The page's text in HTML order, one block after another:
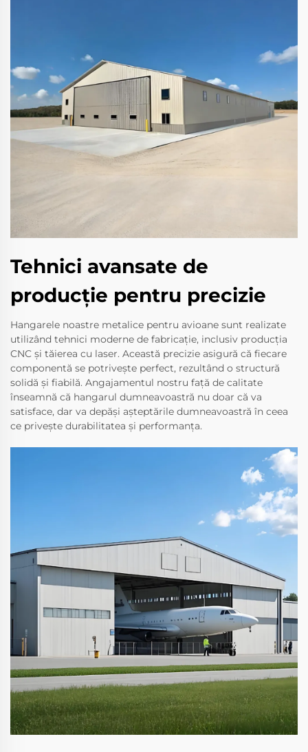
Tehnici avansate de
producție pentru precizie
Hangarele noastre metalice pentru avioane sunt realizate
utilizând tehnici moderne de fabricație, inclusiv producția
CNC și tăierea cu laser. Această precizie asigură că fiecare
componentă se potrivește perfect, rezultând o structură
solidă și fiabilă. Angajamentul nostru față de calitate
înseamnă că hangarul dumneavoastră nu doar că va
satisface, dar va depăși așteptările dumneavoastră în ceea
ce privește durabilitatea și performanța.